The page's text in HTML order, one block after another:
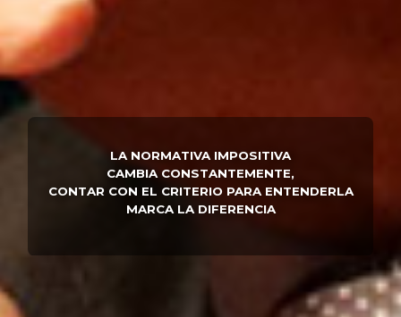
LA NORMATIVA IMPOSITIVA
CAMBIA CONSTANTEMENTE,
CONTAR CON EL CRITERIO PARA ENTENDERLA
MARCA LA DIFERENCIA